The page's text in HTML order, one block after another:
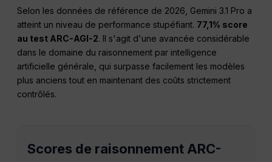
Selon les données de référence de 2026, Gemini 3.1 Pro a
atteint un niveau de performance stupéfiant. 77,1% score
au test ARC-AGI-2. Il s'agit d'une avancée considérable
dans le domaine du raisonnement par intelligence
artificielle générale, qui surpasse facilement les modèles
plus anciens tout en maintenant des coûts strictement
contrôlés.
Scores de raisonnement ARC-